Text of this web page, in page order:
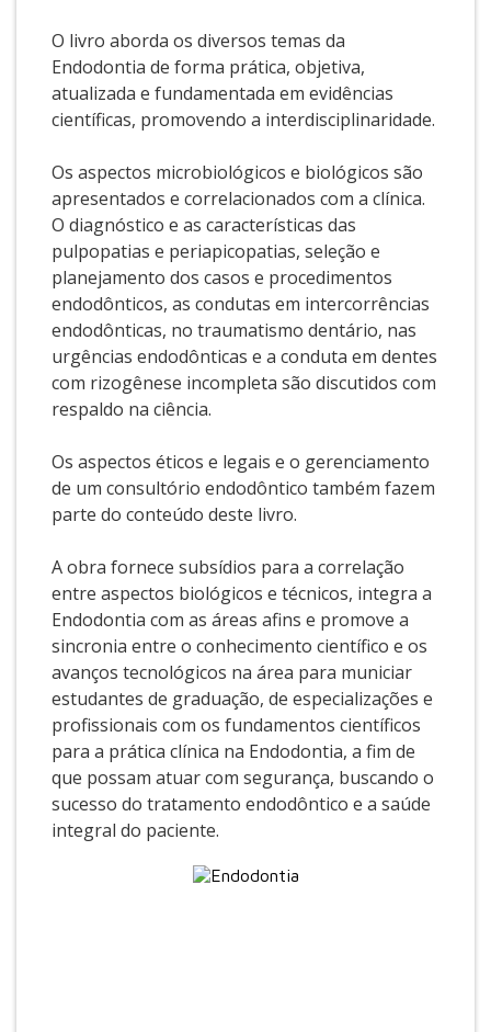
O livro aborda os diversos temas da
Endodontia de forma prática, objetiva,
atualizada e fundamentada em evidências
científicas, promovendo a interdisciplinaridade.
Os aspectos microbiológicos e biológicos são
apresentados e correlacionados com a clínica.
O diagnóstico e as características das
pulpopatias e periapicopatias, seleção e
planejamento dos casos e procedimentos
endodônticos, as condutas em intercorrências
endodônticas, no traumatismo dentário, nas
urgências endodônticas e a conduta em dentes
com rizogênese incompleta são discutidos com
respaldo na ciência.
Os aspectos éticos e legais e o gerenciamento
de um consultório endodôntico também fazem
parte do conteúdo deste livro.
A obra fornece subsídios para a correlação
entre aspectos biológicos e técnicos, integra a
Endodontia com as áreas afins e promove a
sincronia entre o conhecimento científico e os
avanços tecnológicos na área para municiar
estudantes de graduação, de especializações e
profissionais com os fundamentos científicos
para a prática clínica na Endodontia, a fim de
que possam atuar com segurança, buscando o
sucesso do tratamento endodôntico e a saúde
integral do paciente.